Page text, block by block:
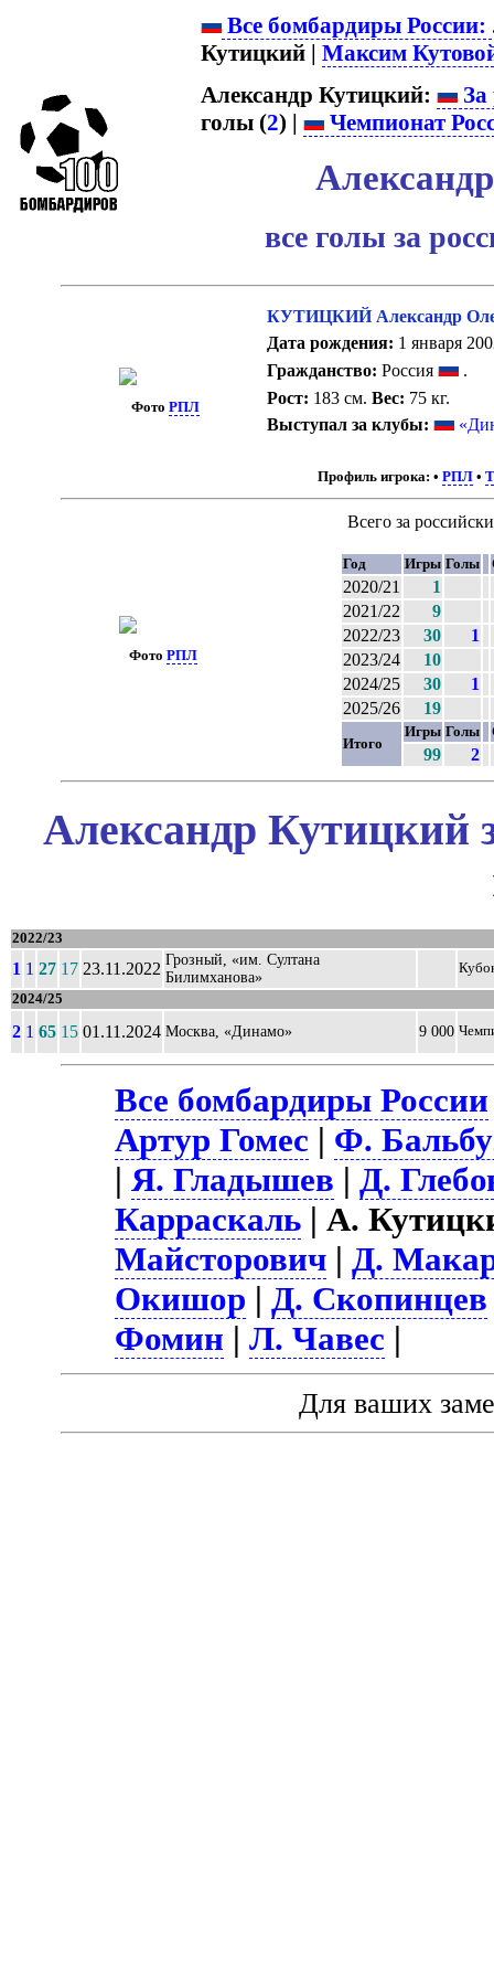
Все бомбардиры России:
Кутицкий | Максим
Александр Кутицкий:
голы (2) | Чемпионат
все голы за
Фото РПЛ
КУТИЦКИЙ Александр
Дата рождения: 1 января
Гражданство: Россия
.
Рост: 183 см. Вес: 75 кг.
Выступал за клубы:
Профиль игрока: • РПЛ•
Фото РПЛ
Всего за
Год Игры Голы
2020/21
1
2021/22
9
2022/23
30
1
2023/24
10
2024/25
30
1
2025/26
19
Итого
Игры Голы
99 2
Александр Кутицкий
2022/23
1 1 27 17 23.11.2022 Грозный, «им. Султана
Билимханова»
2024/25
2 1 65 15 01.11.2024 Москва, «Динамо» 9 000
Все бомбардиры России
Артур Гомес | Ф.
|Я. Гладышев |Д.
Карраскаль | А.
Майсторович |Д.
Окишор |Д. Скопинцев
Фомин |Л. Чавес |
Для ваших